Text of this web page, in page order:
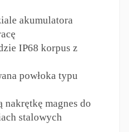
akumulatora
IP68 korpus z
powłoka typu
magnes do
stalowych